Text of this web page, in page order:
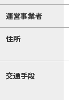
運営事業者
住所
交通手段